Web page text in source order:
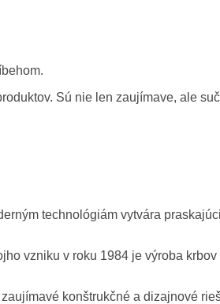
Sú nie len zaujímave, ale
technológiám vytvára
vzniku v roku 1984 je výroba
konštrukčné a dizajnové